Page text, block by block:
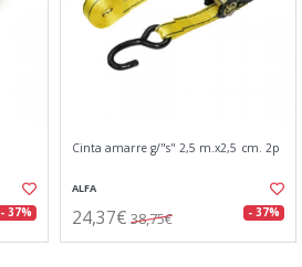
- 37%
Cinta amarre g/"s" 2,5 m.x2,5 cm. 2p
ALFA
24,37€ 38,75€ - 37%